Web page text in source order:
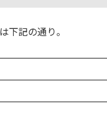
記の通り。